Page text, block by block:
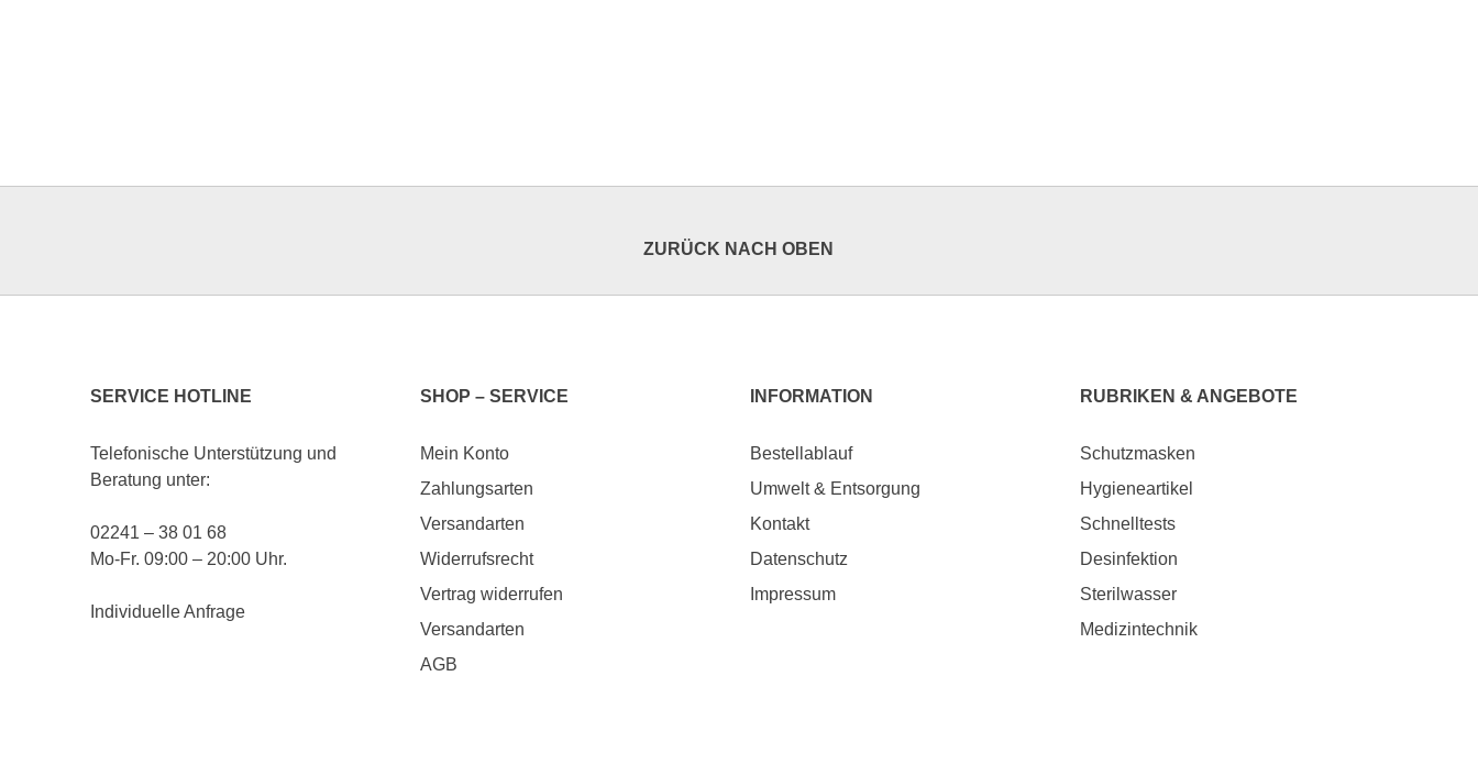
ZURÜCK NACH OBEN
SERVICE HOTLINE
Telefonische Unterstützung und
Beratung unter:
02241 – 38 01 68
Mo-Fr. 09:00 – 20:00 Uhr.
Individuelle Anfrage
SHOP – SERVICE
Mein Konto
Zahlungsarten
Versandarten
Widerrufsrecht
Vertrag widerrufen
Versandarten
AGB
INFORMATION
Bestellablauf
Umwelt & Entsorgung
Kontakt
Datenschutz
Impressum
RUBRIKEN & ANGEBOTE
Schutzmasken
Hygieneartikel
Schnelltests
Desinfektion
Sterilwasser
Medizintechnik